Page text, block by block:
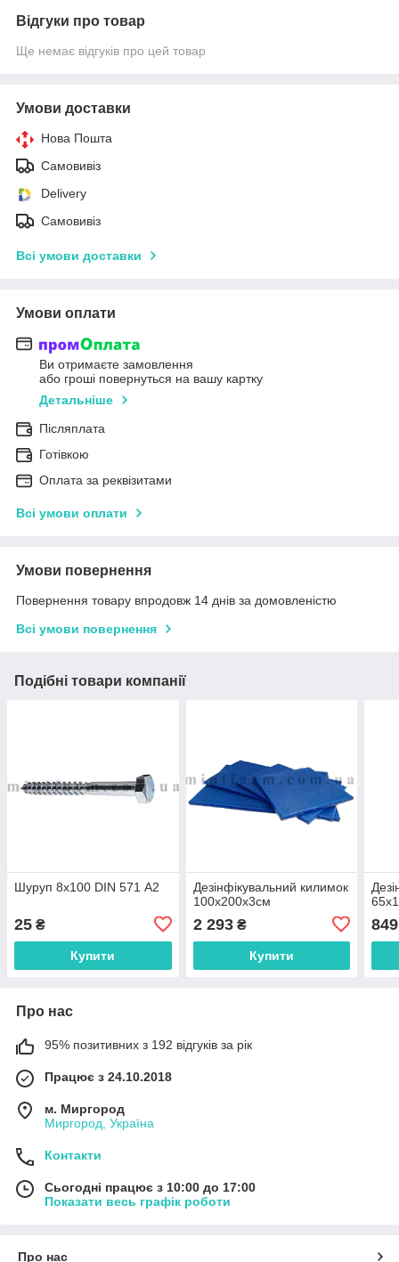
Відгуки про товар
Ще немає відгуків про цей товар
Умови доставки
Нова Пошта
Самовивіз
Delivery
Самовивіз
Всі умови доставки
Умови оплати
Ви отримаєте замовлення
або гроші повернуться на вашу картку
Детальніше
Післяплата
Готівкою
Оплата за реквізитами
Всі умови оплати
Умови повернення
Повернення товару впродовж 14 днів за домовленістю
Всі умови повернення
Подібні товари компанії
Шуруп 8х100 DIN 571 А2
25 ₴
Купити
Дезінфікувальний килимок
100х200х3см
2 293₴
Купити
849
Про нас
95% позитивних з 192 відгуків за рік
Працює з 24.10.2018
м. Миргород
Миргород, Україна
Контакти
Сьогодні працює з 10:00 до 17:00
Показати весь графік роботи
Про нас